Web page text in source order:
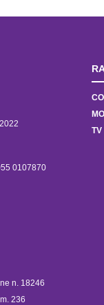
0107870
n. 18246
236
TV